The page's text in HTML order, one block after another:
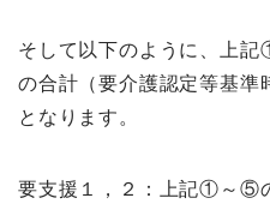
そして以下のように、上
の合計（要介護認定等基準
となります。
要支援１，２：上記①～⑤